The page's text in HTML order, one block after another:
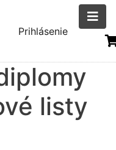
Menu
účtu
Prihlásenie
listy